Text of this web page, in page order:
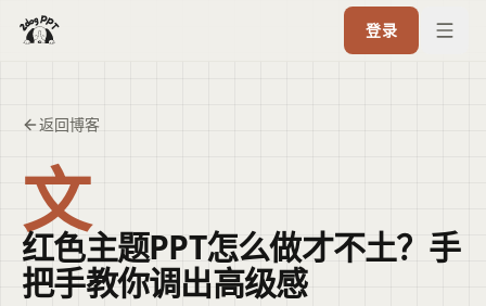
登录
返回博客
文
红色主题PPT怎么做才不土？手
把手教你调出高级感